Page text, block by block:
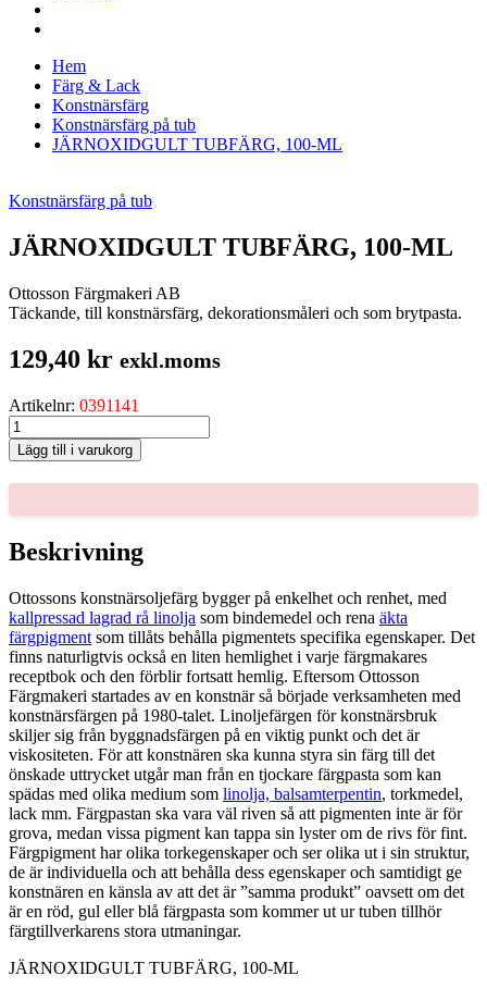
Hem
Färg & Lack
Konstnärsfärg
Konstnärsfärg på tub
JÄRNOXIDGULT TUBFÄRG, 100-ML
Konstnärsfärg på tub
JÄRNOXIDGULT TUBFÄRG, 100-ML
Ottosson Färgmakeri AB
Täckande, till konstnärsfärg, dekorationsmåleri och som brytpasta.
129,40 kr exkl.moms
Artikelnr: 0391141
JÄRNOXIDGULT
TUBFÄRG,
100-
ML
Lägg till i varukorg
Beskrivning
Ottossons konstnärsoljefärg bygger på enkelhet och renhet, med
kallpressad lagrad rå linolja som bindemedel och rena äkta
färgpigment som tillåts behålla pigmentets specifika egenskaper. Det
finns naturligtvis också en liten hemlighet i varje färgmakares
receptbok och den förblir fortsatt hemlig. Eftersom Ottosson
Färgmakeri startades av en konstnär så började verksamheten med
konstnärsfärgen på 1980-talet. Linoljefärgen för konstnärsbruk
skiljer sig från byggnadsfärgen på en viktig punkt och det är
viskositeten. För att konstnären ska kunna styra sin färg till det
önskade uttrycket utgår man från en tjockare färgpasta som kan
spädas med olika medium som linolja, balsamterpentin, torkmedel,
lack mm. Färgpastan ska vara väl riven så att pigmenten inte är för
grova, medan vissa pigment kan tappa sin lyster om de rivs för fint.
Färgpigment har olika torkegenskaper och ser olika ut i sin struktur,
de är individuella och att behålla dess egenskaper och samtidigt ge
konstnären en känsla av att det är ”samma produkt” oavsett om det
är en röd, gul eller blå färgpasta som kommer ut ur tuben tillhör
färgtillverkarens stora utmaningar.
JÄRNOXIDGULT TUBFÄRG, 100-ML